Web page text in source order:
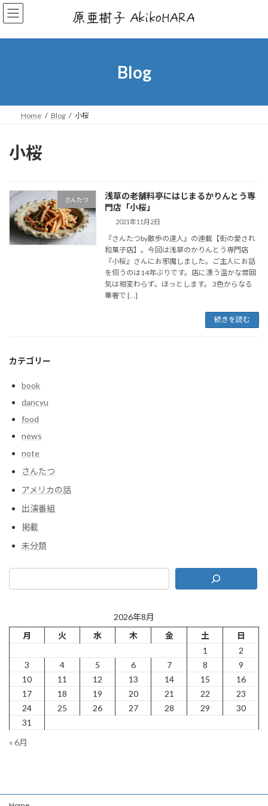
コ
ン
ン
ナ
ビ
ー
Blog
Home Blog 小桜
小桜
さんたつ
浅草の老舗料亭にはじまるかりんとう専
門店「小桜」
2021年11月2日
『さんたつby散歩の達人』の連載【街の愛され
和菓子店】。今回は浅草のかりんとう専門店
『小桜』さんにお邪魔しました。ご主人にお話
を伺うのは14年ぶりです。店に漂う温かな雰囲
気は相変わらず。ほっとします。 3色からなる
華奢で […]
続きを読む
カテゴリー
book
dancyu
food
news
note
さんたつ
アメリカの話
出演番組
掲載
未分類
2026年8月
月
火 水 木 金 土
日
1
2
3
4 5 6 7 8
9
10
11 12 13 14 15
16
17
18 19 20 21 22
23
24
25 26 27 28 29
30
31
« 6月